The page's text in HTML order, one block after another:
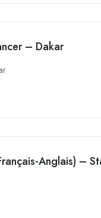
– Dakar
Anglais) –